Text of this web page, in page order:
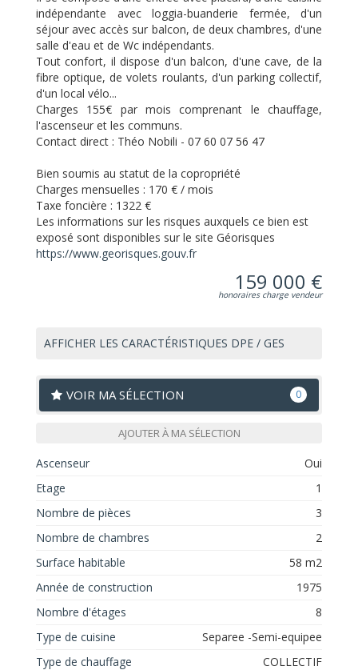
indépendante avec loggia-buanderie fermée, d'un
séjour avec accès sur balcon, de deux chambres, d'une
salle d'eau et de Wc indépendants.
Tout confort, il dispose d'un balcon, d'une cave, de la
fibre optique, de volets roulants, d'un parking collectif,
d'un local vélo...
Charges 155€ par mois comprenant le chauffage,
l'ascenseur et les communs.
Contact direct : Théo Nobili - 07 60 07 56 47
Bien soumis au statut de la copropriété
Charges mensuelles : 170 € / mois
Taxe foncière : 1322 €
Les informations sur les risques auxquels ce bien est
exposé sont disponibles sur le site Géorisques
https://www.georisques.gouv.fr
159 000 €
honoraires charge vendeur
AFFICHER LES CARACTÉRISTIQUES DPE / GES
VOIR MA SÉLECTION 0
AJOUTER À MA SÉLECTION
Ascenseur
Oui
Etage
1
Nombre de pièces
3
Nombre de chambres
2
Surface habitable
58 m2
Année de construction
1975
Nombre d'étages
8
Type de cuisine
Separee -Semi-equipee
Type de chauffage
COLLECTIF